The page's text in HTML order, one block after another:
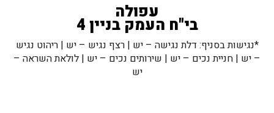
עפולה
בי"ח העמק בניין 4
*נגישות בסניף: דלת נגישה – יש | רצף נגיש – יש | ריהוט נגיש
– יש | חניית נכים – יש | שירותים נכים – יש | לולאת השראה –
יש